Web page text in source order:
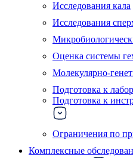
Исследования кала
Исследования
Оценка системы
Молекулярно-
Подготовка к
Подготовка к
Ограничения по
Комплексные